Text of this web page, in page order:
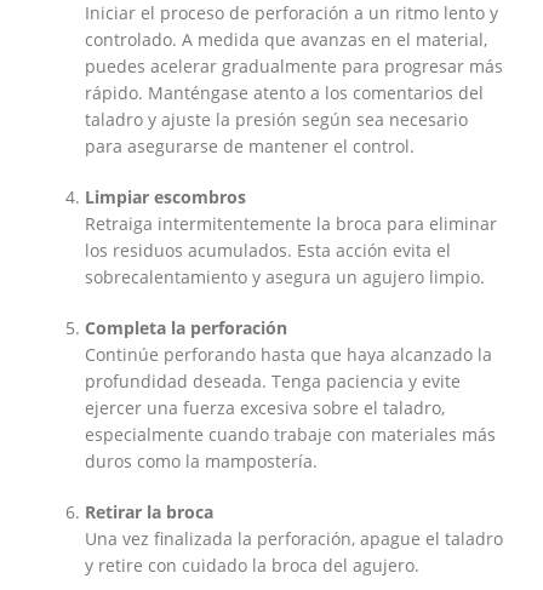
Iniciar el proceso de perforación a un ritmo lento y
controlado. A medida que avanzas en el material,
puedes acelerar gradualmente para progresar más
rápido. Manténgase atento a los comentarios del
taladro y ajuste la presión según sea necesario
para asegurarse de mantener el control.
Limpiar escombros
Retraiga intermitentemente la broca para eliminar
los residuos acumulados. Esta acción evita el
sobrecalentamiento y asegura un agujero limpio.
Completa la perforación
Continúe perforando hasta que haya alcanzado la
profundidad deseada. Tenga paciencia y evite
ejercer una fuerza excesiva sobre el taladro,
especialmente cuando trabaje con materiales más
duros como la mampostería.
Retirar la broca
Una vez finalizada la perforación, apague el taladro
y retire con cuidado la broca del agujero.